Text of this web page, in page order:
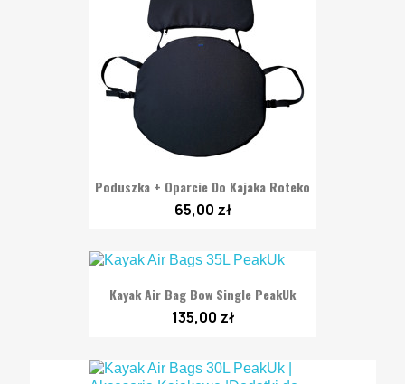
Poduszka + Oparcie Do Kajaka Roteko
65,00 zł
Kayak Air Bag Bow Single PeakUk
135,00 zł